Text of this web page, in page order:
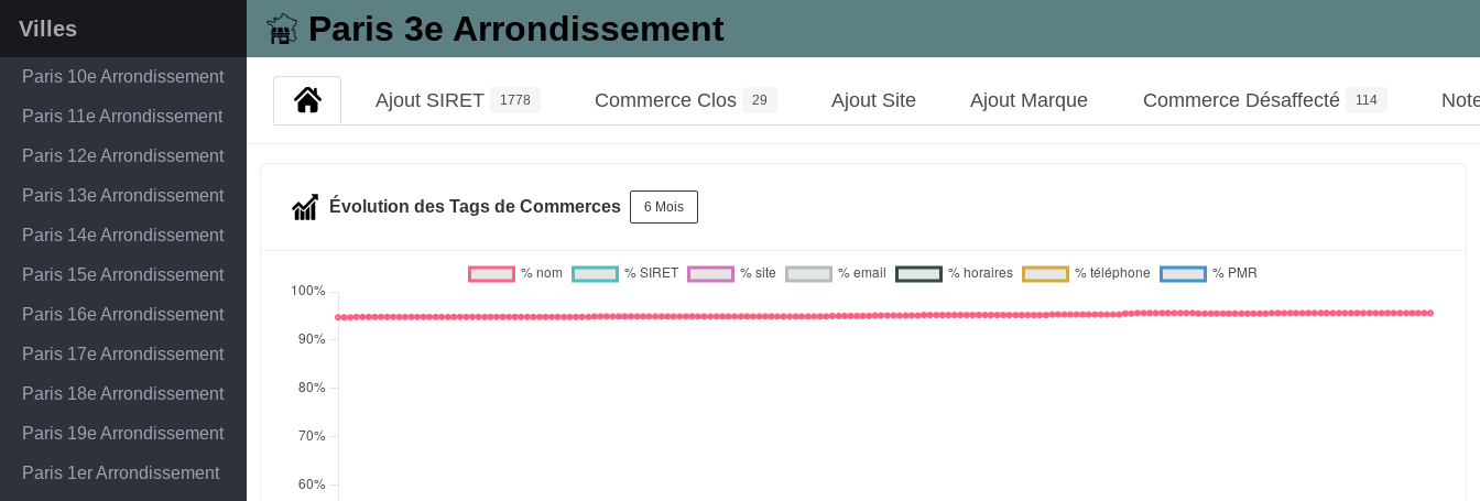
Paris 3e Arrondissement
Villes
Paris 10e Arrondissement
Paris 11e Arrondissement
Paris 12e Arrondissement
Paris 13e Arrondissement
Paris 14e Arrondissement
Paris 15e Arrondissement
Paris 16e Arrondissement
Paris 17e Arrondissement
Paris 18e Arrondissement
Paris 19e Arrondissement
Paris 1er Arrondissement
Ajout SIRET 1778 Commerce Clos 29 Ajout Site Ajout Marque Commerce Désaffecté 114
Évolution des Tags de Commerces 6 Mois